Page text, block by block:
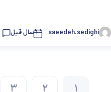
saeedeh.sedighi 1 سال قبل
1
2
3